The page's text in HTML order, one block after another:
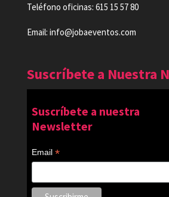
Teléfono oficinas: 615 15 57 80
Email: info@jobaeventos.com
Suscríbete a Nuestra
Suscríbete a nuestra
Newsletter
Email*